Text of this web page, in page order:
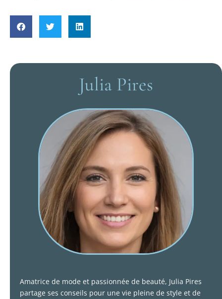
Julia Pires
Amatrice de mode et passionnée de beauté, Julia Pires
partage ses conseils pour une vie pleine de style et de